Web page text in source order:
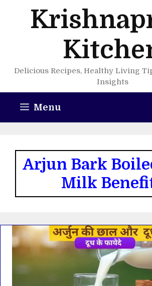
Delicious Recipes, Healthy Living
Insights
Menu
Arjun Bark
Milk